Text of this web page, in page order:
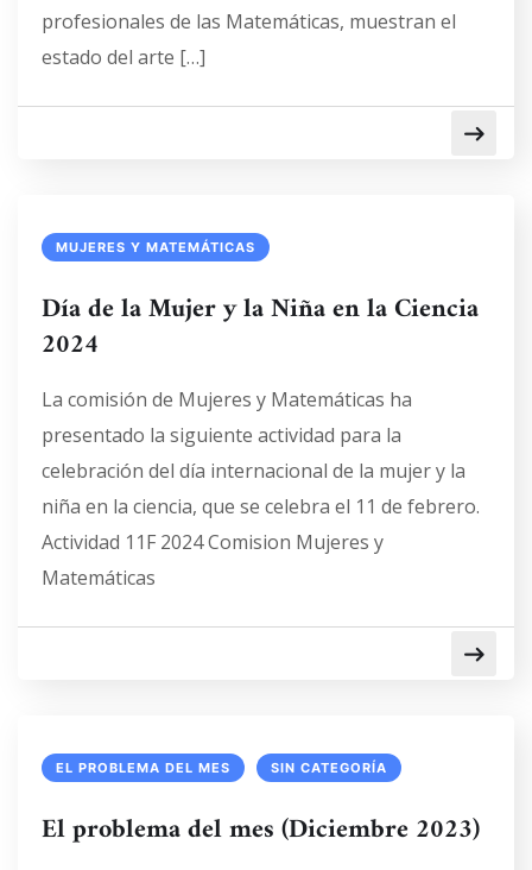
profesionales de las Matemáticas, muestran el
estado del arte […]
MUJERES Y MATEMÁTICAS
Día de la Mujer y la Niña en la Ciencia
2024
La comisión de Mujeres y Matemáticas ha
presentado la siguiente actividad para la
celebración del día internacional de la mujer y la
niña en la ciencia, que se celebra el 11 de febrero.
Actividad 11F 2024 Comision Mujeres y
Matemáticas
EL PROBLEMA DEL MES SIN CATEGORÍA
El problema del mes (Diciembre 2023)